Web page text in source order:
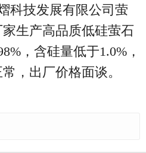
科技发展有限公司萤
生产高品质低硅萤石
，含硅量低于1.0%，
，出厂价格面谈。